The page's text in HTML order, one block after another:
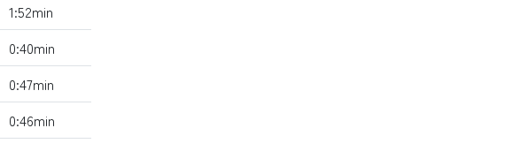
1:52min
0:40min
0:47min
0:46min